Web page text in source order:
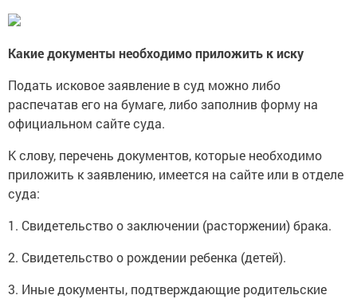
Какие документы необходимо приложить к иску
Подать исковое заявление в суд можно либо
распечатав его на бумаге, либо заполнив форму на
официальном сайте суда.
К слову, перечень документов, которые необходимо
приложить к заявлению, имеется на сайте или в отделе
суда:
1. Свидетельство о заключении (расторжении) брака.
2. Свидетельство о рождении ребенка (детей).
3. Иные документы, подтверждающие родительские